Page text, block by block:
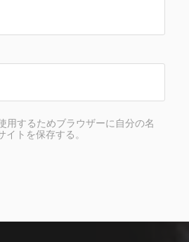
用するためブラウザーに自分の名
トを保存する。